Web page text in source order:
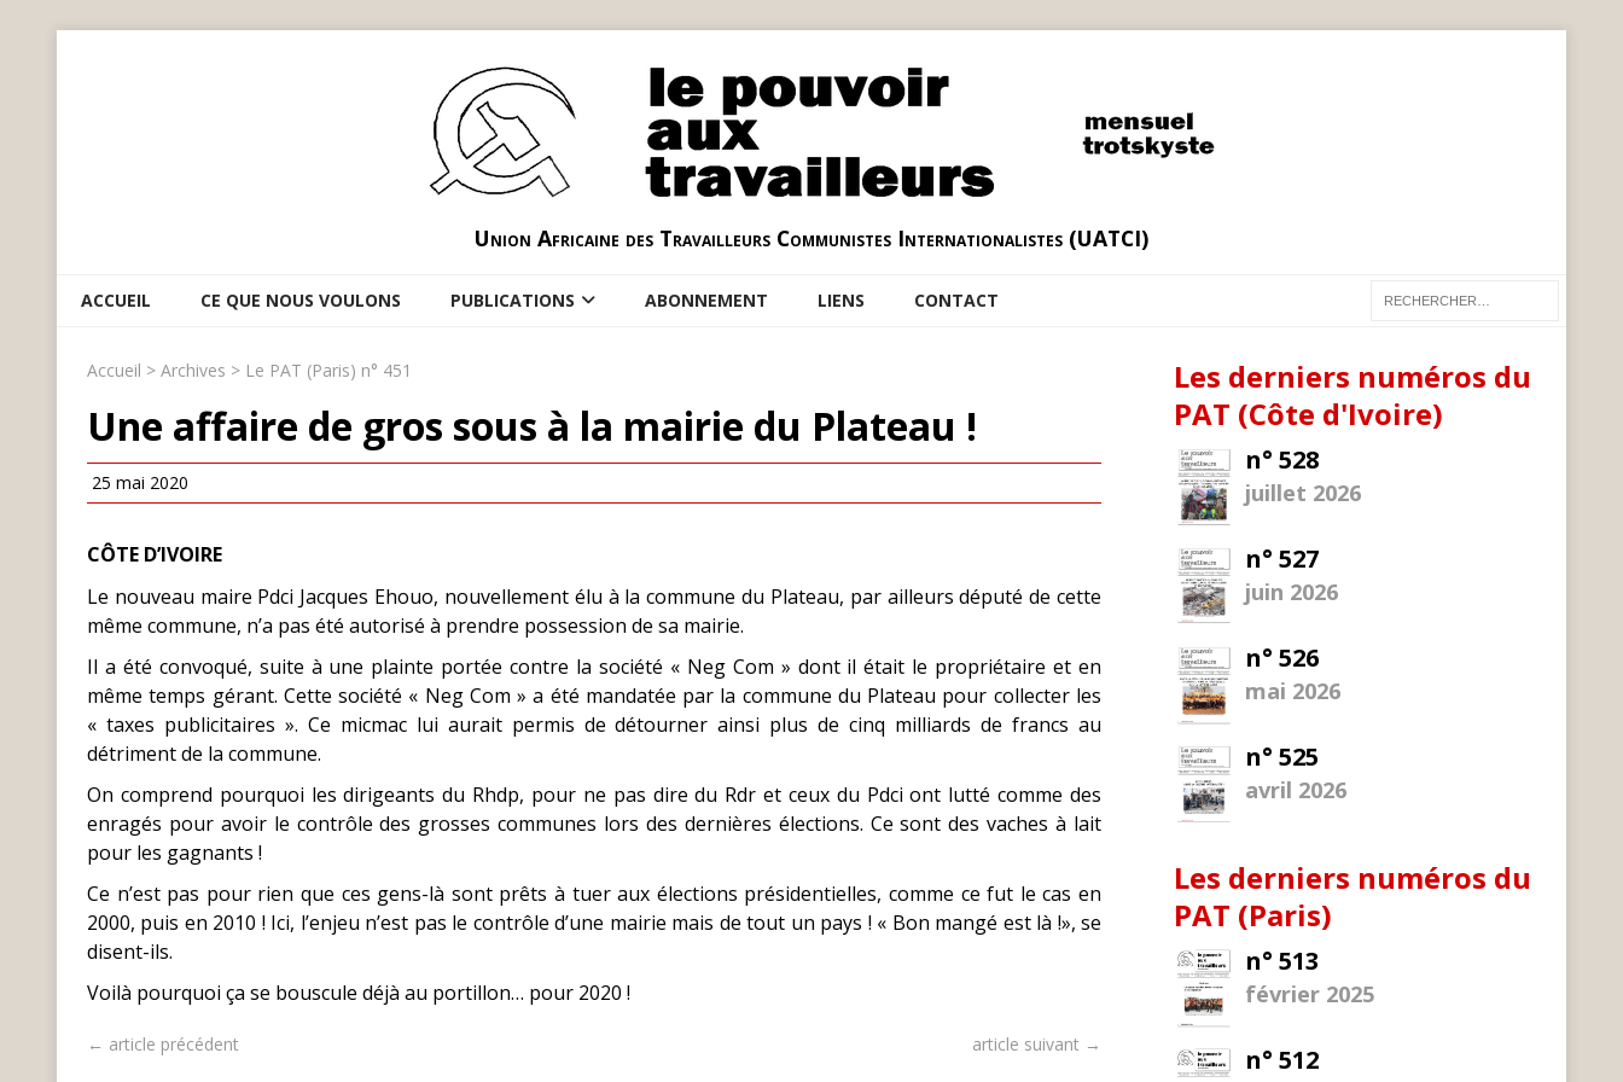
Union Africaine des Travailleurs Communistes Internationalistes (UATCI)
ACCUEIL CE QUE NOUS VOULONS PUBLICATIONS ABONNEMENT LIENS CONTACT
Accueil > Archives > Le PAT (Paris) n° 451
Une affaire de gros sous à la mairie du Plateau !
25 mai 2020
CÔTE D’IVOIRE
Le nouveau maire Pdci Jacques Ehouo, nouvellement élu à la commune du Plateau, par ailleurs député de cette
même commune, n’a pas été autorisé à prendre possession de sa mairie.
Il a été convoqué, suite à une plainte portée contre la société « Neg Com » dont il était le propriétaire et en
même temps gérant. Cette société « Neg Com » a été mandatée par la commune du Plateau pour collecter les
« taxes publicitaires ». Ce micmac lui aurait permis de détourner ainsi plus de cinq milliards de francs au
détriment de la commune.
On comprend pourquoi les dirigeants du Rhdp, pour ne pas dire du Rdr et ceux du Pdci ont lutté comme des
enragés pour avoir le contrôle des grosses communes lors des dernières élections. Ce sont des vaches à lait
pour les gagnants !
Ce n’est pas pour rien que ces gens-là sont prêts à tuer aux élections présidentielles, comme ce fut le cas en
2000, puis en 2010 ! Ici, l’enjeu n’est pas le contrôle d’une mairie mais de tout un pays ! « Bon mangé est là !», se
disent-ils.
Voilà pourquoi ça se bouscule déjà au portillon… pour 2020 !
← article précédent article suivant →
Les derniers numéros du
PAT (Côte d'Ivoire)
n° 528
juillet 2026
n° 527
juin 2026
n° 526
mai 2026
n° 525
avril 2026
Les derniers numéros du
PAT (Paris)
n° 513
février 2025
n° 512